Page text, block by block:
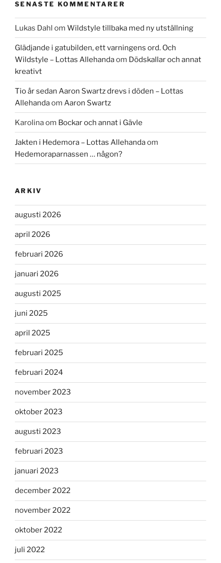
SENASTE KOMMENTARER
Lukas Dahl om Wildstyle tillbaka med ny utställning
Glädjande i gatubilden, ett varningens ord. Och
Wildstyle – Lottas Allehandaom Dödskallar och annat
kreativt
Tio år sedan Aaron Swartz drevs i döden – Lottas
Allehandaom Aaron Swartz
Karolinaom Bockar och annat i Gävle
Jakten i Hedemora – Lottas Allehandaom
Hedemoraparnassen … någon?
ARKIV
augusti 2026
april 2026
februari 2026
januari 2026
augusti 2025
juni 2025
april 2025
februari 2025
februari 2024
november 2023
oktober 2023
augusti 2023
februari 2023
januari 2023
december 2022
november 2022
oktober 2022
juli 2022